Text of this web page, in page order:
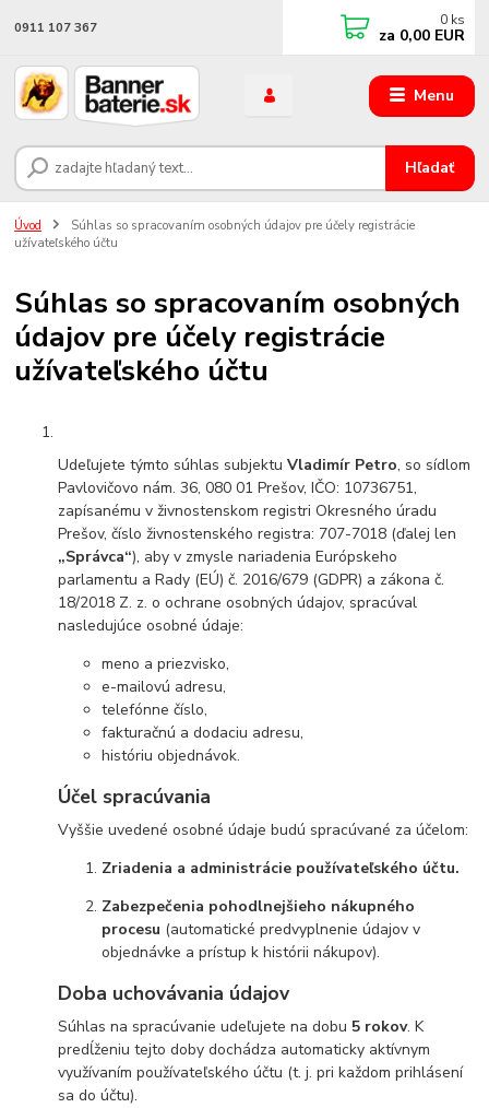
Menu
Hľadať
0911 107 367 0 ks
za 0,00 EUR
Úvod
Súhlas so spracovaním osobných údajov pre účely registrácie
užívateľského účtu
Súhlas so spracovaním osobných
údajov pre účely registrácie
užívateľského účtu
Udeľujete týmto súhlas subjektuVladimír Petro, so sídlom
Pavlovičovo nám. 36, 080 01 Prešov, IČO: 10736751,
zapísanému v živnostenskom registri Okresného úradu
Prešov, číslo živnostenského registra: 707-7018 (ďalej len
„Správca“), aby v zmysle nariadenia Európskeho
parlamentu a Rady (EÚ) č. 2016/679 (GDPR) a zákona č.
18/2018 Z. z. o ochrane osobných údajov, spracúval
nasledujúce osobné údaje:
meno a priezvisko,
e-mailovú adresu,
telefónne číslo,
fakturačnú a dodaciu adresu,
históriu objednávok.
Účel spracúvania
Vyššie uvedené osobné údaje budú spracúvané za účelom:
Zriadenia a administrácie používateľského účtu.
Zabezpečenia pohodlnejšieho nákupného
procesu (automatické predvyplnenie údajov v
objednávke a prístup k histórii nákupov).
Doba uchovávania údajov
Súhlas na spracúvanie udeľujete na dobu 5 rokov. K
predĺženiu tejto doby dochádza automaticky aktívnym
využívaním používateľského účtu (t. j. pri každom prihlásení
sa do účtu).